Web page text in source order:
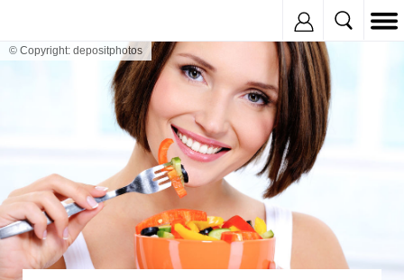
© Copyright: depositphotos